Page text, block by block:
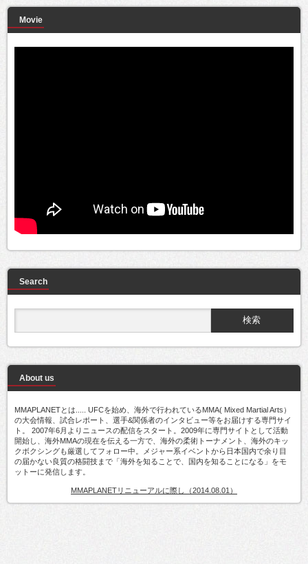
Movie
Search
About us
MMAPLANETとは..... UFCを始め、海外で行われているMMA( Mixed Martial Arts）
の大会情報、試合レポート、選手&関係者のインタビュー等をお届けする専門サイ
ト。 2007年6月よりニュースの配信をスタート。2009年に専門サイトとして活動
開始し、海外MMAの現在を伝える一方で、海外の柔術トーナメント、海外のキッ
クボクシングも厳選してフォロー中。メジャー系イベントから日本国内で余り目
の届かない良質の格闘技まで「海外を知ることで、国内を知ることになる」をモ
ットーに発信します。
MMAPLANETリニューアルに際し（2014.08.01）